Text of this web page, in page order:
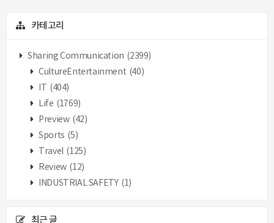
카테고리
Sharing Communication (2399)
CultureEntertainment (40)
IT
(404)
Life (1769)
Preview (42)
Sports (5)
Travel (125)
Review (12)
INDUSTRIAL SAFETY (1)
최근 글